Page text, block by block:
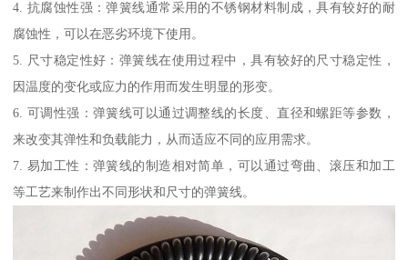
4. 抗腐蚀性强：弹簧线通常采用的不锈钢材料制成，具有较好的耐
腐蚀性，可以在恶劣环境下使用。
5. 尺寸稳定性好：弹簧线在使用过程中，具有较好的尺寸稳定性，
因温度的变化或应力的作用而发生明显的形变。
6. 可调性强：弹簧线可以通过调整线的长度、直径和螺距等参数，
来改变其弹性和负载能力，从而适应不同的应用需求。
7. 易加工性：弹簧线的制造相对简单，可以通过弯曲、滚压和加工
等工艺来制作出不同形状和尺寸的弹簧线。